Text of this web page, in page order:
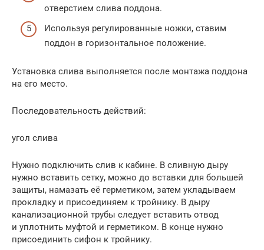
отверстием слива поддона.
Используя регулированные ножки, ставим
поддон в горизонтальное положение.
Установка слива выполняется после монтажа поддона
на его место.
Последовательность действий:
угол слива
Нужно подключить слив к кабине. В сливную дыру
нужно вставить сетку, можно до вставки для большей
защиты, намазать её герметиком, затем укладываем
прокладку и присоединяем к тройнику. В дыру
канализационной трубы следует вставить отвод
и уплотнить муфтой и герметиком. В конце нужно
присоединить сифон к тройнику.